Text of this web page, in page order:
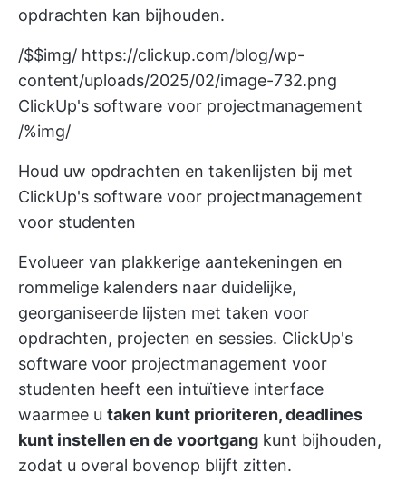
opdrachten kan bijhouden.
/$$img/ https://clickup.com/blog/wp-
content/uploads/2025/02/image-732.png
ClickUp's software voor projectmanagement
/%img/
Houd uw opdrachten en takenlijsten bij met
ClickUp's software voor projectmanagement
voor studenten
Evolueer van plakkerige aantekeningen en
rommelige kalenders naar duidelijke,
georganiseerde lijsten met taken voor
opdrachten, projecten en sessies. ClickUp's
software voor projectmanagement voor
studenten heeft een intuïtieve interface
waarmee u taken kunt prioriteren, deadlines
kunt instellen en de voortgang kunt bijhouden,
zodat u overal bovenop blijft zitten.